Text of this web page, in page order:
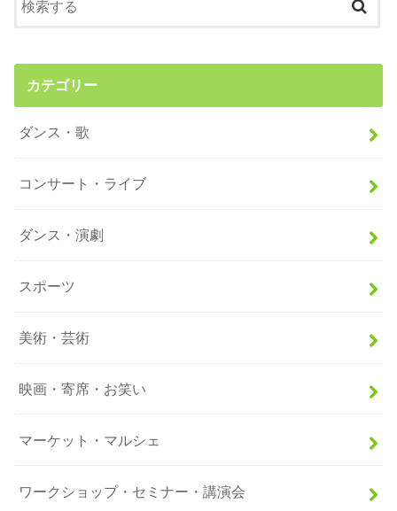
カテゴリー
ダンス・歌
コンサート・ライブ
ダンス・演劇
スポーツ
美術・芸術
映画・寄席・お笑い
マーケット・マルシェ
ワークショップ・セミナー・講演会